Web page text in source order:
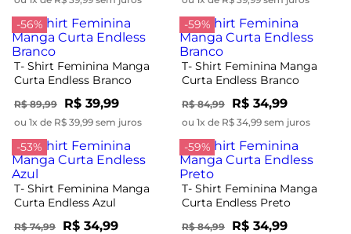
-56%
T- Shirt Feminina Manga
Curta Endless Branco
R$ 89,99 R$ 39,99
ou 1x de R$ 39,99 sem juros
-59%
T- Shirt Feminina Manga
Curta Endless Branco
R$ 84,99 R$ 34,99
ou 1x de R$ 34,99 sem juros
-53%
T- Shirt Feminina Manga
Curta Endless Azul
R$ 74,99 R$ 34,99
-59%
T- Shirt Feminina Manga
Curta Endless Preto
R$ 84,99 R$ 34,99